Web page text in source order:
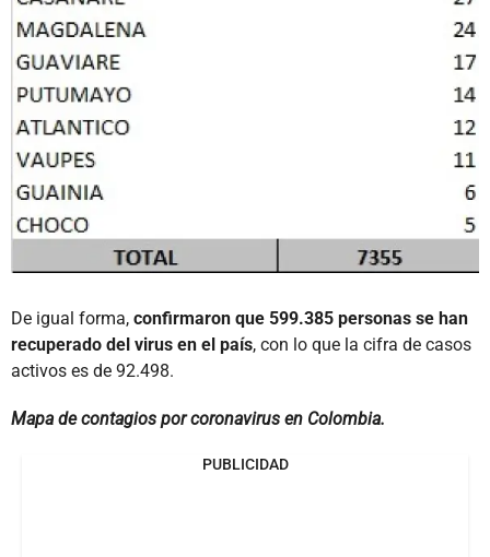
De igual forma, confirmaron que 599.385 personas se han
recuperado del virus en el país, con lo que la cifra de casos
activos es de 92.498.
Mapa de contagios por coronavirus en Colombia.
PUBLICIDAD